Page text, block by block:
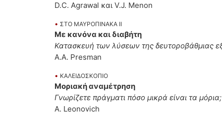
D.C. Agrawal και V.J. Menon
• ΣΤΟ ΜΑΥΡΟΠΙΝΑΚΑ ΙΙ
Με κανόνα και διαβήτη
Κατασκευή των λύσεων της δευτοροβάθμιας
A.A. Presman
• ΚΑΛΕΙΔΟΣΚΟΠΙΟ
Μοριακή αναμέτρηση
Γνωρίζετε πράγματι πόσο μικρά είναι τα μόρια;
A. Leonovich